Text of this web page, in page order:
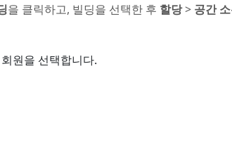
을 클릭하고, 빌딩을 선택한 후 할당> 공간
원을 선택합니다.